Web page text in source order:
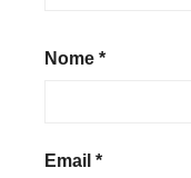
Nome *
Email *